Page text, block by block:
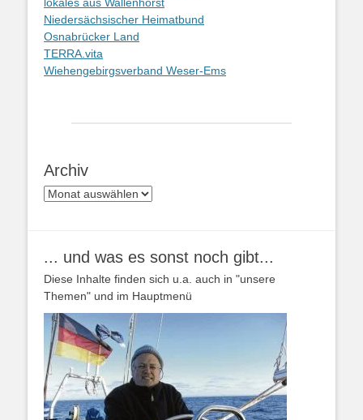
Niedersächsischer Heimatbund
Osnabrücker Land
TERRA.vita
Wiehengebirgsverband Weser-Ems
Archiv
Archiv
... und was es sonst noch gibt...
Diese Inhalte finden sich u.a. auch in "unsere
Themen" und im Hauptmenü